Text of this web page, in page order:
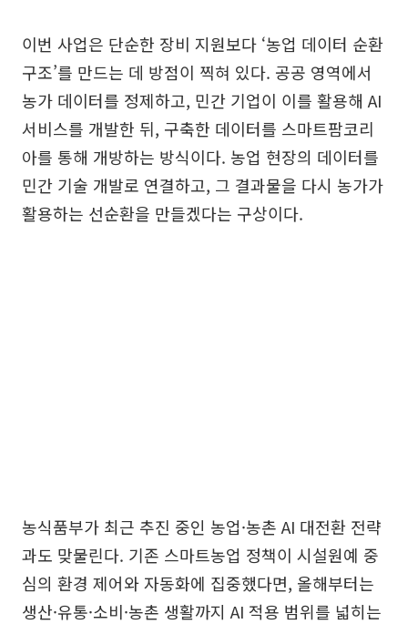
이번 사업은 단순한 장비 지원보다 ‘농업 데이터 순환
구조’를 만드는 데 방점이 찍혀 있다. 공공 영역에서
농가 데이터를 정제하고, 민간 기업이 이를 활용해 AI
서비스를 개발한 뒤, 구축한 데이터를 스마트팜코리
아를 통해 개방하는 방식이다. 농업 현장의 데이터를
민간 기술 개발로 연결하고, 그 결과물을 다시 농가가
활용하는 선순환을 만들겠다는 구상이다.
농식품부가 최근 추진 중인 농업·농촌 AI 대전환 전략
과도 맞물린다. 기존 스마트농업 정책이 시설원예 중
심의 환경 제어와 자동화에 집중했다면, 올해부터는
생산·유통·소비·농촌 생활까지 AI 적용 범위를 넓히는